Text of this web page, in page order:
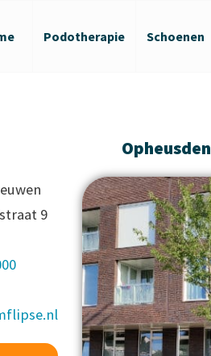
Podotherapie Schoenen
Opheusden
9